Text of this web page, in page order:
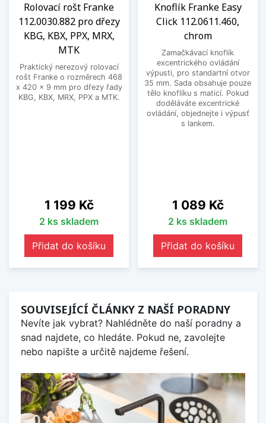
Rolovací rošt Franke
112.0030.882 pro dřezy
KBG, KBX, PPX, MRX,
MTK
Praktický nerezový rolovací
rošt Franke o rozměrech 468
x 420 x 9 mm pro dřezy řady
KBG, KBX, MRX, PPX a MTK.
Cena
1 199 Kč
2 ks skladem
Přidat do košíku
Knoflík Franke Easy
Click 112.0611.460,
chrom
Zamačkávací knoflík
excentrického ovládání
výpusti, pro standartní otvor
35 mm. Sada obsahuje pouze
tělo knoflíku s maticí. Pokud
doděláváte excentrické
ovládání, objednejte i výpusť
s lankem.
Cena
1 089 Kč
2 ks skladem
Přidat do košíku
SOUVISEJÍCÍ ČLÁNKY Z NAŠÍ PORADNY
Nevíte jak vybrat? Nahlédněte do naší poradny a
snad najdete, co hledáte. Pokud ne, zavolejte
nebo napište a určitě najdeme řešení.